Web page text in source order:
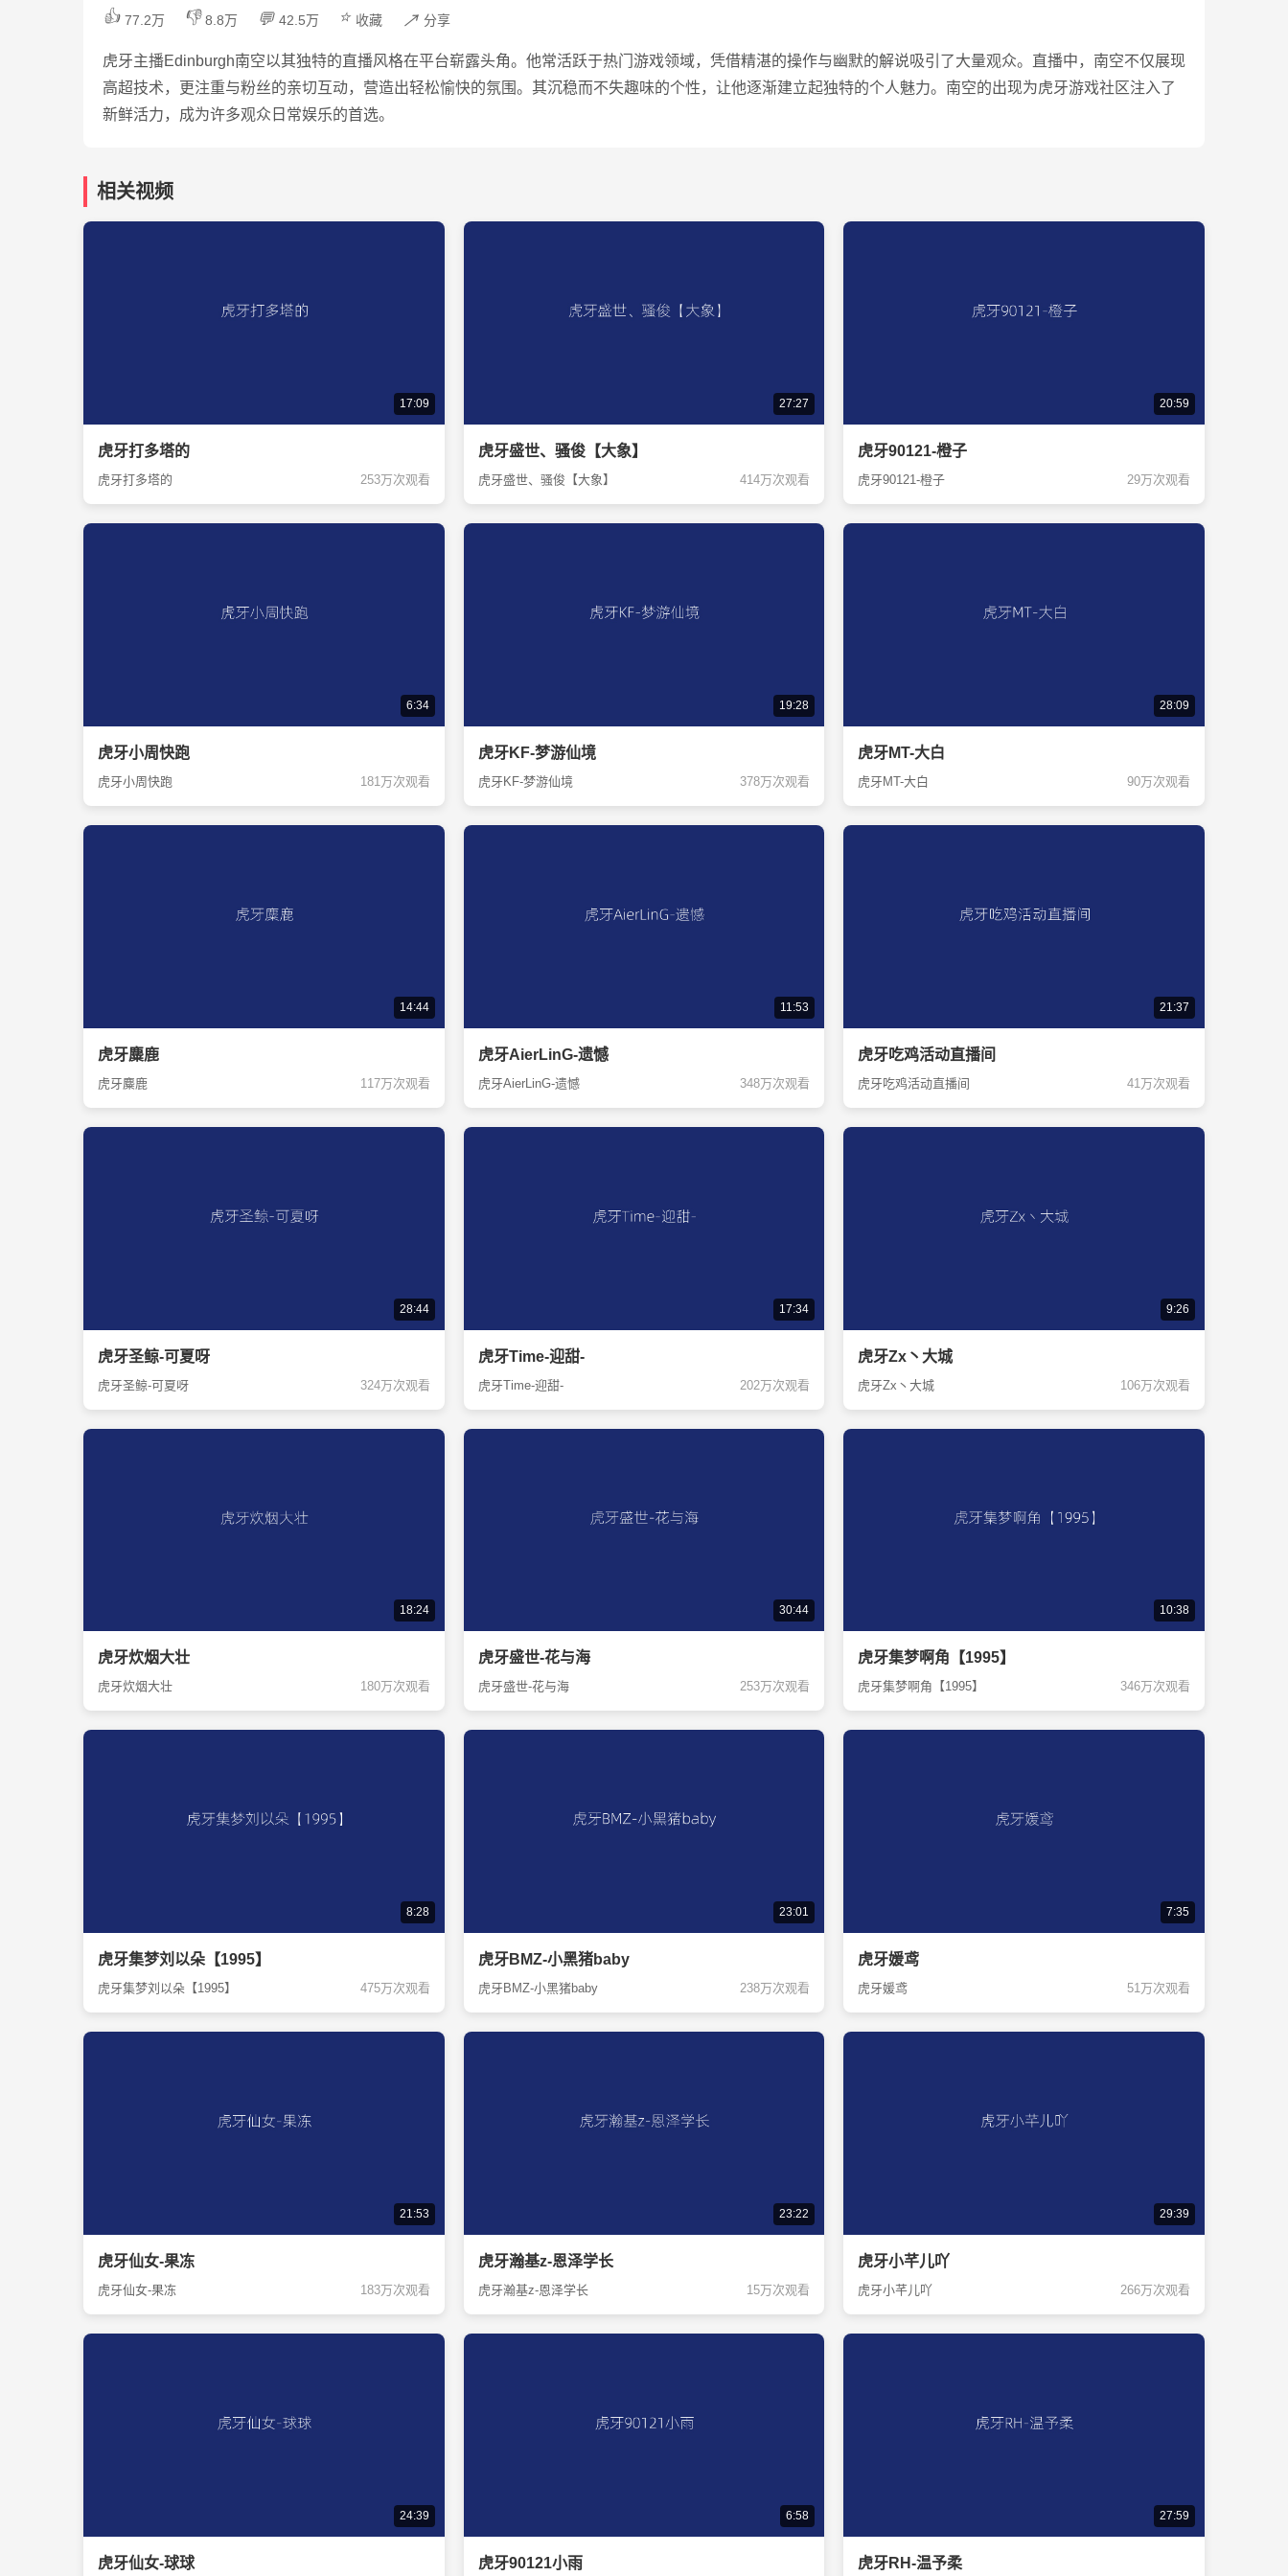
👍 77.2万 👎 8.8万 💬 42.5万 ⭐ 收藏 ↗️ 分享
虎牙主播Edinburgh南空以其独特的直播风格在平台崭露头角。他常活跃于热门游戏领域，凭借精湛的操作与幽默的解说吸引了大量观众。直播中，南空不仅展现
高超技术，更注重与粉丝的亲切互动，营造出轻松愉快的氛围。其沉稳而不失趣味的个性，让他逐渐建立起独特的个人魅力。南空的出现为虎牙游戏社区注入了
新鲜活力，成为许多观众日常娱乐的首选。
相关视频
17:09
虎牙打多塔的
虎牙打多塔的 253万次观看
27:27
虎牙盛世、骚俊【大象】
虎牙盛世、骚俊【大象】 414万次观看
20:59
虎牙90121-橙子
虎牙90121-橙子 29万次观看
6:34
虎牙小周快跑
虎牙小周快跑 181万次观看
19:28
虎牙KF-梦游仙境
虎牙KF-梦游仙境 378万次观看
28:09
虎牙MT-大白
虎牙MT-大白 90万次观看
14:44
虎牙麋鹿
虎牙麋鹿 117万次观看
11:53
虎牙AierLinG-遗憾
虎牙AierLinG-遗憾 348万次观看
21:37
虎牙吃鸡活动直播间
虎牙吃鸡活动直播间 41万次观看
28:44
虎牙圣鲸-可夏呀
虎牙圣鲸-可夏呀 324万次观看
17:34
虎牙Time-迎甜-
虎牙Time-迎甜- 202万次观看
9:26
虎牙Zx丶大城
虎牙Zx丶大城 106万次观看
18:24
虎牙炊烟大壮
虎牙炊烟大壮 180万次观看
30:44
虎牙盛世-花与海
虎牙盛世-花与海 253万次观看
10:38
虎牙集梦啊角【1995】
虎牙集梦啊角【1995】 346万次观看
8:28
虎牙集梦刘以朵【1995】
虎牙集梦刘以朵【1995】 475万次观看
23:01
虎牙BMZ-小黑猪baby
虎牙BMZ-小黑猪baby 238万次观看
7:35
虎牙媛鸢
虎牙媛鸢 51万次观看
21:53
虎牙仙女-果冻
虎牙仙女-果冻 183万次观看
23:22
虎牙瀚基z-恩泽学长
虎牙瀚基z-恩泽学长 15万次观看
29:39
虎牙小芊儿吖
虎牙小芊儿吖 266万次观看
24:39
虎牙仙女-球球
6:58
虎牙90121小雨
27:59
虎牙RH-温予柔